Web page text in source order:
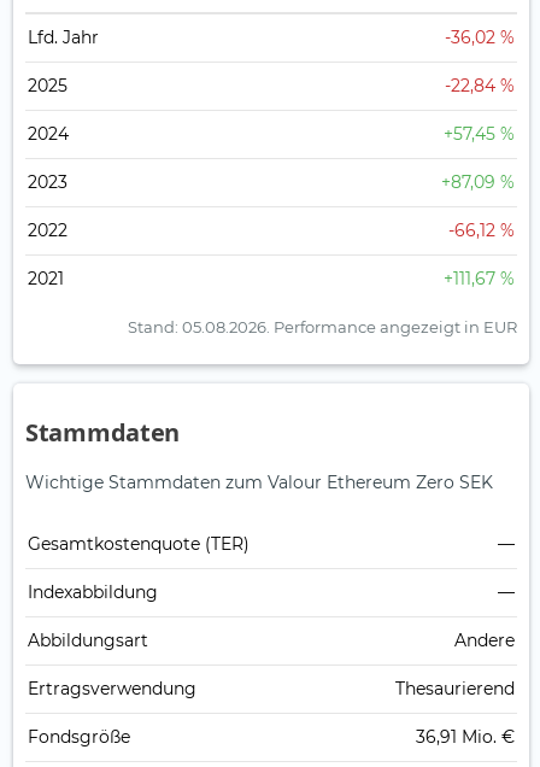
Lfd. Jahr -36,02 %
2025 -22,84 %
2024 +57,45 %
2023 +87,09 %
2022 -66,12 %
2021 +111,67 %
Stand: 05.08.2026. Performance angezeigt in EUR
Stammdaten
Wichtige Stammdaten zum Valour Ethereum Zero SEK
Gesamt­kosten­quote (TER) —
Index­abbildung —
Abbildungs­art Andere
Ertrags­verwendung Thesaurierend
Fonds­größe 36,91 Mio. €